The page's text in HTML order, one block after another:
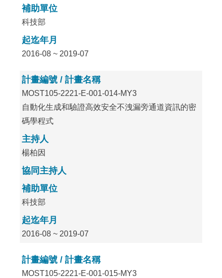
補助單位
科技部
起迄年月
2016-08 ~ 2019-07
計畫編號 / 計畫名稱
MOST105-2221-E-001-014-MY3
自動化生成和驗證高效安全不洩漏旁通道資訊的密
碼學程式
主持人
楊柏因
協同主持人
補助單位
科技部
起迄年月
2016-08 ~ 2019-07
計畫編號 / 計畫名稱
MOST105-2221-E-001-015-MY3